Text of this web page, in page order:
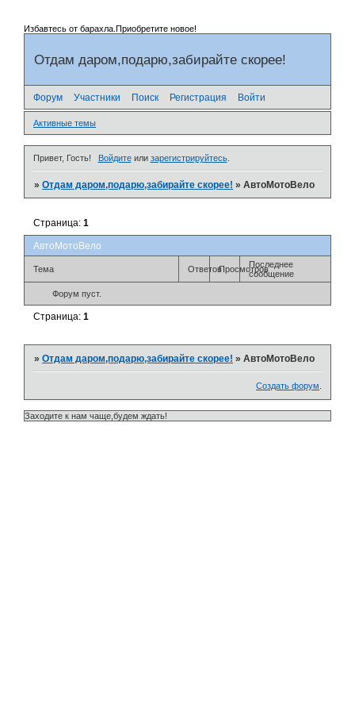
Избавтесь от барахла.Приобретите новое!
Отдам даром,подарю,забирайте скорее!
Форум Участники Поиск Регистрация Войти
Активные темы
Привет, Гость! Войдитеили зарегистрируйтесь.
»Отдам даром,подарю,забирайте скорее! »АвтоМотоВело
АвтоМотоВело
Страница:1
Тема ОтветовПросмотровПоследнее
сообщение
Форум пуст.
Страница:1
»Отдам даром,подарю,забирайте скорее! »АвтоМотоВело
Создать форум
Заходите к нам чаще,будем ждать!